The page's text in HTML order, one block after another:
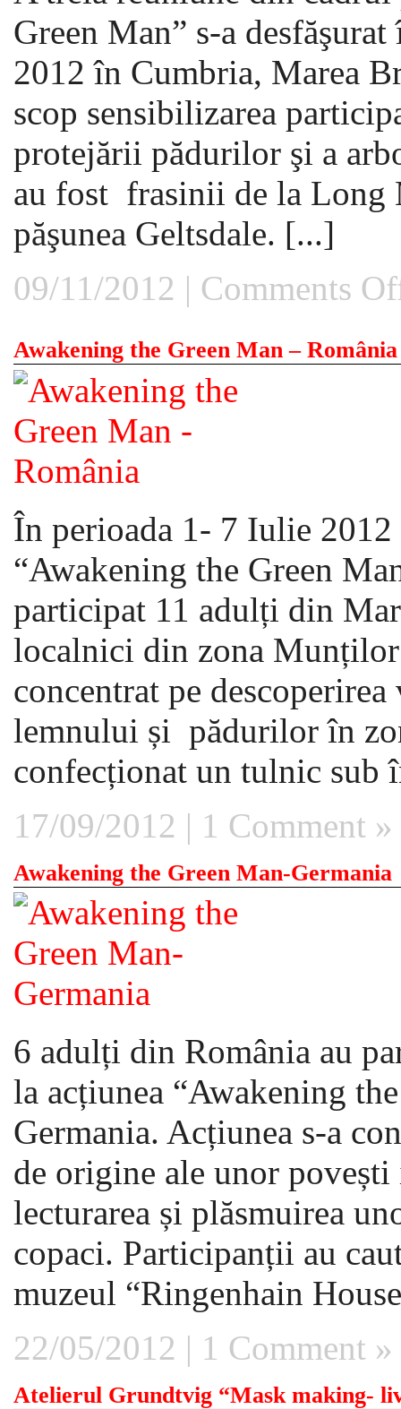
Green Man” s-a
2012 în Cumbria, Marea
scop sensibilizarea
protejării pădurilor şi a
au fost frasinii de la
păşunea Geltsdale. [...]
09/11/2012 | Comments
Awakening the Green Man – România
În perioada 1- 7 Iulie 2012
“Awakening the Green
participat 11 adulți din
localnici din zona
concentrat pe
lemnului și pădurilor în
confecționat un tulnic sub
17/09/2012 | 1 Comment »
Awakening the Green Man-Germania
6 adulți din România au
la acțiunea “Awakening
Germania. Acțiunea s-a
de origine ale unor
lecturarea și plăsmuirea
copaci. Participanții au
muzeul “Ringenhain
22/05/2012 | 1 Comment »
Atelierul Grundtvig “Mask making-